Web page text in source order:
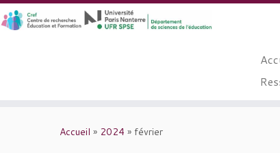
Accueil » 2024 » février